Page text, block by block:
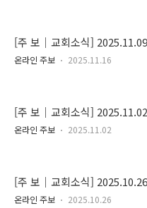
[주 보｜교회소식] 2025.11.09
온라인 주보 2025.11.16
[주 보｜교회소식] 2025.11.02
온라인 주보 2025.11.02
[주 보｜교회소식] 2025.10.26
온라인 주보 2025.10.26